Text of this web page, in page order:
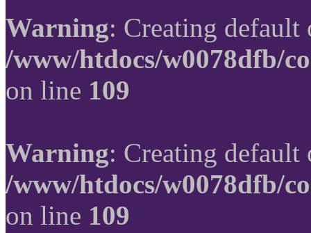
Warning: Creating
/www/htdocs/w0078dfb/
on line 109
Warning: Creating
/www/htdocs/w0078dfb/
on line 109